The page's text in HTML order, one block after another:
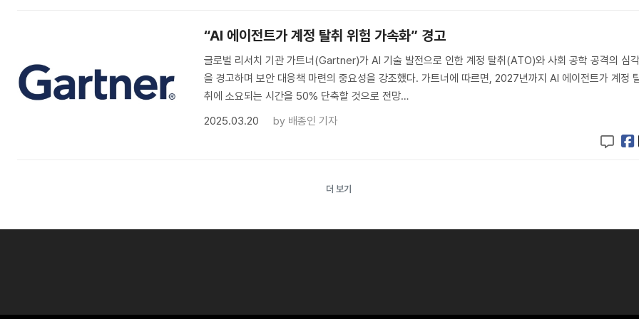
“AI 에이전트가 계정 탈취 위험 가속화” 경고
글로벌 리서치 기관 가트너(Gartner)가 AI 기술 발전으로 인한 계정 탈취(ATO)와 사회 공학 공격의 심
을 경고하며 보안 대응책 마련의 중요성을 강조했다. 가트너에 따르면, 2027년까지 AI 에이전트가 계정
취에 소요되는 시간을 50% 단축할 것으로 전망…
2025.03.20
by 배종인 기자
더 보기